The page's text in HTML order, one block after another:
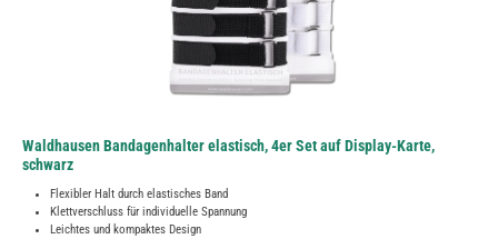
Waldhausen Bandagenhalter elastisch, 4er Set auf Display-Karte,
schwarz
Flexibler Halt durch elastisches Band
Klettverschluss für individuelle Spannung
Leichtes und kompaktes Design